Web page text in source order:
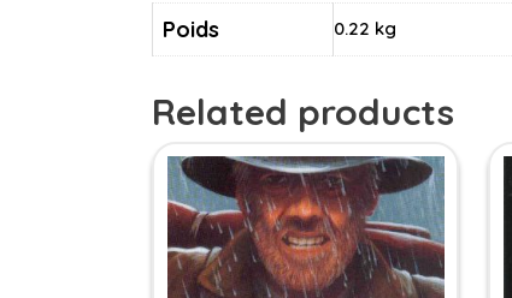
Poids 0.22 kg
Related products